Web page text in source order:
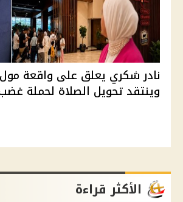
نادر شكري يعلق على واقعة
وينتقد تحويل الصلاة لحملة
الأكثر قراءة